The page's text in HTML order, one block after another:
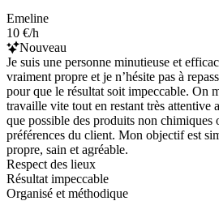
Emeline
10 €/h
Nouveau
Je suis une personne minutieuse et
vraiment propre et je n’hésite pas à
pour que le résultat soit impeccable. On
travaille vite tout en restant très attentive
que possible des produits non chimiques
préférences du client. Mon objectif est
propre, sain et agréable.
Respect des lieux
Résultat impeccable
Organisé et méthodique